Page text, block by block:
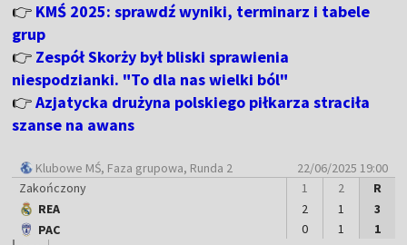
👉 KMŚ 2025: sprawdź wyniki, terminarz i tabele
grup
👉 Zespół Skorży był bliski sprawienia
niespodzianki. "To dla nas wielki ból"
👉Azjatycka drużyna polskiego piłkarza straciła
szanse na awans
Klubowe MŚ, Faza grupowa, Runda 2
22/06/2025 19:00
Zakończony
REA
PAC
1
2
0
2
1
1
R
3
1